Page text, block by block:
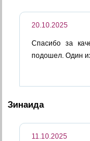
20.10.2025
Спасибо за
подошел. Один
Зинаида
11.10.2025